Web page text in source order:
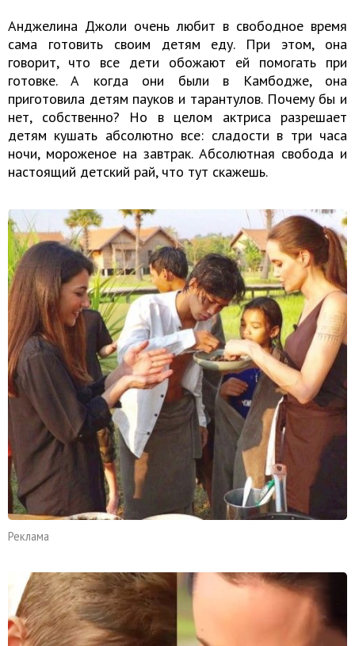
Анджелина Джоли очень любит в свободное время
сама готовить своим детям еду. При этом, она
говорит, что все дети обожают ей помогать при
готовке. А когда они были в Камбодже, она
приготовила детям пауков и тарантулов. Почему бы и
нет, собственно? Но в целом актриса разрешает
детям кушать абсолютно все: сладости в три часа
ночи, мороженое на завтрак. Абсолютная свобода и
настоящий детский рай, что тут скажешь.
Реклама